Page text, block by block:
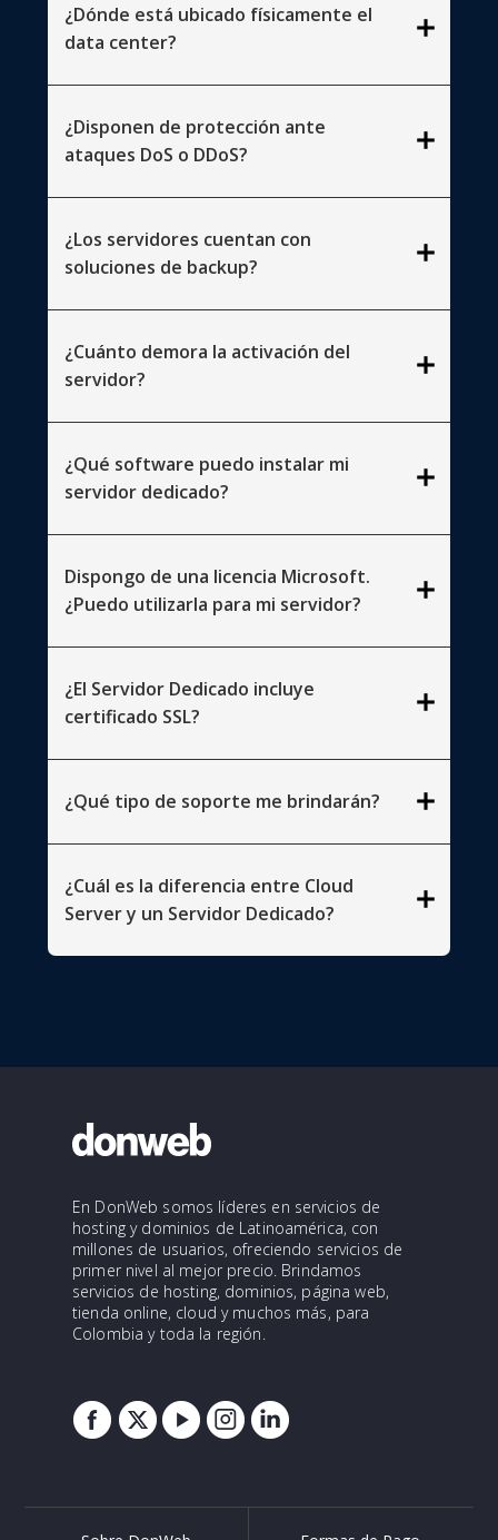
¿Dónde está ubicado físicamente el
data center?
add
¿Disponen de protección ante
ataques DoS o DDoS?
add
¿Los servidores cuentan con
soluciones de backup?
add
¿Cuánto demora la activación del
servidor?
add
¿Qué software puedo instalar mi
servidor dedicado?
add
Dispongo de una licencia Microsoft.
¿Puedo utilizarla para mi servidor?
add
¿El Servidor Dedicado incluye
certificado SSL?
add
¿Qué tipo de soporte me brindarán? add
¿Cuál es la diferencia entre Cloud
Server y un Servidor Dedicado?
add
En DonWeb somos líderes en servicios de
hosting y dominios de Latinoamérica, con
millones de usuarios, ofreciendo servicios de
primer nivel al mejor precio. Brindamos
servicios de hosting, dominios, página web,
tienda online, cloud y muchos más, para
Colombia y toda la región.